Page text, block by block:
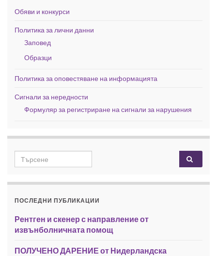
Обяви и конкурси
Политика за лични данни
Заповед
Образци
Политика за оповестяване на информацията
Сигнали за нередности
Формуляр за регистриране на сигнали за нарушения
Search for:
ПОСЛЕДНИ ПУБЛИКАЦИИ
Рентген и скенер с направление от
извънболничната помощ
ПОЛУЧЕНО ДАРЕНИЕ от Нидерландска